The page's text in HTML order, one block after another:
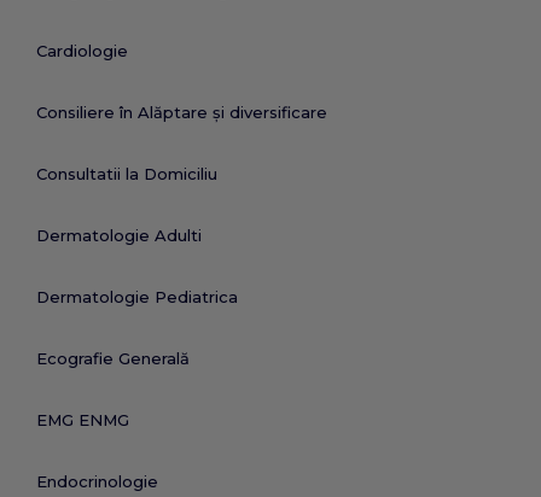
Cardiologie
Consiliere în Alăptare și diversificare
Consultatii la Domiciliu
Dermatologie Adulti
Dermatologie Pediatrica
Ecografie Generală
EMG ENMG
Endocrinologie